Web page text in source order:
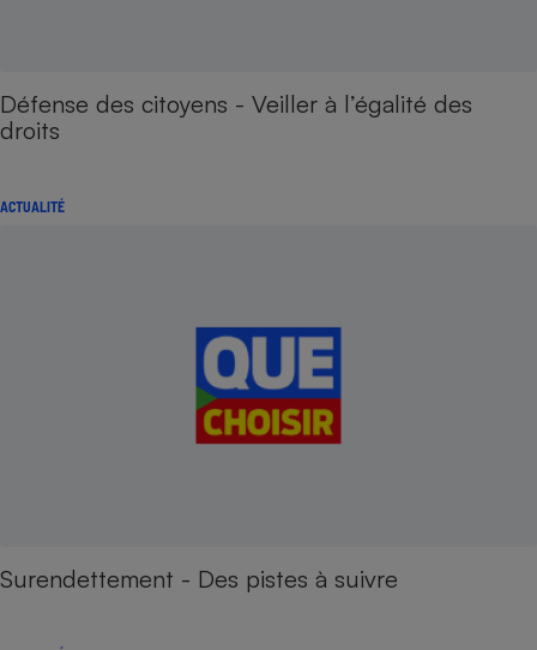
Défense des citoyens - Veiller à l’égalité des
droits
ACTUALITÉ
Surendettement - Des pistes à suivre